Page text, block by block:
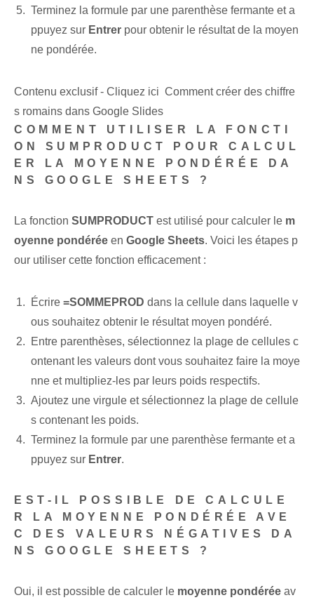
Terminez la formule par une parenthèse fermante⁢ et a
ppuyez sur Entrer pour obtenir le résultat de la moyen
ne pondérée.
Contenu exclusif - Cliquez ici Comment créer des chiffre
s romains dans Google Slides
COMMENT UTILISER LA FONCTI
ON SUMPRODUCT POUR CALCUL
ER LA MOYENNE PONDÉRÉE‌ DA
NS GOOGLE SHEETS ?
La fonction SUMPRODUCT est utilisé pour calculer ⁢le m
oyenne pondérée en Google Sheets. Voici les étapes p
our utiliser cette fonction efficacement :
Écrire =SOMMEPROD dans la cellule ⁤dans laquelle v
ous souhaitez obtenir le résultat moyen pondéré.
Entre parenthèses, ‌sélectionnez la plage de cellules c
ontenant les valeurs dont vous souhaitez faire la moye
nne et multipliez-les par leurs ⁤poids respectifs.
Ajoutez une virgule et sélectionnez la plage de cellule
s contenant les poids.
Terminez la ‌formule par une parenthèse fermante‍ et a
ppuyez sur Entrer.
EST-IL POSSIBLE DE CALCULE
R LA MOYENNE PONDÉRÉE AVE
C DES VALEURS NÉGATIVES DA
NS GOOGLE SHEETS ?
Oui, il est possible de calculer le moyenne pondérée av